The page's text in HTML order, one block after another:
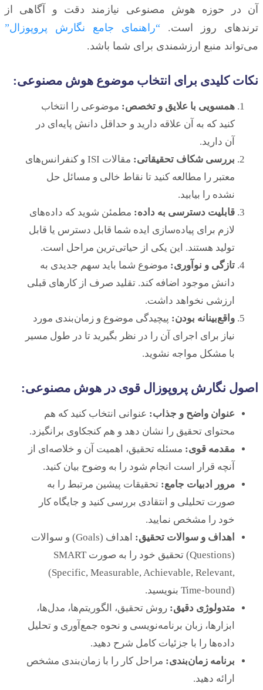
آن در حوزه هوش مصنوعی نیازمند دقت و آگاهی از
ترندهای روز است. “راهنمای جامع نگارش پروپوزال”
می‌تواند منبع ارزشمندی برای شما باشد.
نکات کلیدی برای انتخاب موضوع هوش مصنوعی:
همسویی با علایق و تخصص: موضوعی را انتخاب
کنید که به آن علاقه دارید و حداقل دانش پایه‌ای در
آن دارید.
بررسی شکاف تحقیقاتی:
مقالات ISI و کنفرانس‌های
معتبر را مطالعه کنید تا نقاط خالی و مسائل حل
نشده را بیابید.
قابلیت دسترسی به داده: مطمئن شوید که داده‌های
لازم برای پیاده‌سازی ایده شما قابل دسترس یا قابل
تولید هستند. این یکی از حیاتی‌ترین مراحل است.
تازگی و نوآوری: موضوع شما باید سهم جدیدی به
دانش موجود اضافه کند. تقلید صرف از کارهای قبلی
ارزشی نخواهد داشت.
واقع‌بینانه بودن: پیچیدگی موضوع و زمان‌بندی مورد
نیاز برای اجرای آن را در نظر بگیرید تا در طول مسیر
با مشکل مواجه نشوید.
اصول نگارش پروپوزال قوی در هوش مصنوعی:
عنوان واضح و جذاب: عنوانی انتخاب کنید که هم
محتوای تحقیق را نشان دهد و هم کنجکاوی برانگیزد.
مقدمه قوی: مسئله تحقیق، اهمیت آن و خلاصه‌ای از
آنچه قرار است انجام شود را به وضوح بیان کنید.
مرور ادبیات جامع: تحقیقات پیشین مرتبط را به
صورت تحلیلی و انتقادی بررسی کنید و جایگاه کار
خود را مشخص نمایید.
اهداف و سوالات تحقیق:
اهداف (Goals) و سوالات
(Questions) تحقیق خود را به صورت SMART
(Specific, Measurable, Achievable, Relevant,
Time-bound) بنویسید.
متدولوژی دقیق: روش تحقیق، الگوریتم‌ها، مدل‌ها،
ابزارها، زبان برنامه‌نویسی و نحوه جمع‌آوری و تحلیل
داده‌ها را با جزئیات کامل شرح دهید.
برنامه زمان‌بندی: مراحل کار را با زمان‌بندی مشخص
ارائه دهید.